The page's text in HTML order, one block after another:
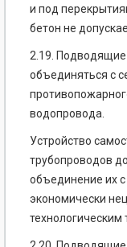
и под
бетон не
2.19.
объединяться с
водопровода.
Устройство
трубопроводов
объединение их
экономически
технологическим